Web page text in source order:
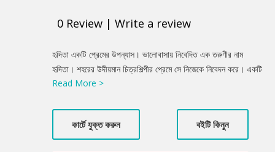
0 Review | Write a review
Product
Summery
হৃদিতা একটি প্রেমের উপন্যাস। ভালোবাসায় নিবেদিত এক তরুণীর নাম
হৃদিতা। শহরের উদীয়মান চিত্রশিল্পীর প্রেমে সে নিজেকে নিবেদন করে। একটি
কার এক্সিডেন্টের মধ্য দিয়ে এই দুজনের পরিচয় হয়। এরপর ঘনিষ্টতা ও বহুদূর
Read More >
কার্টে যুক্ত করুন বইটি কিনুন